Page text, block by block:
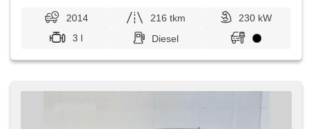
2014 216 tkm
230 kW
3 l
Diesel